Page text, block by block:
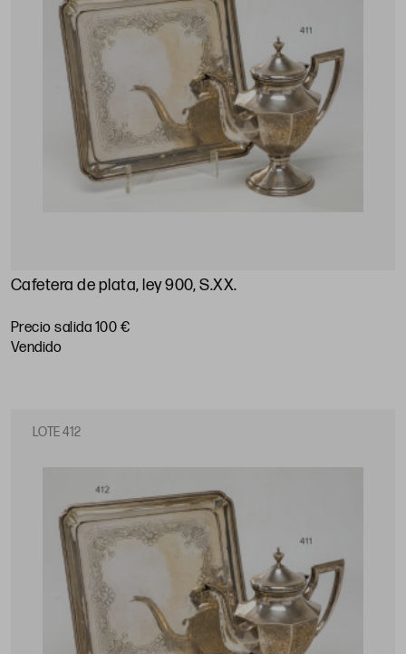
Cafetera de plata, ley 900, S.XX.
Precio salida 100 €
vendido
LOTE 412